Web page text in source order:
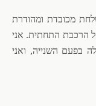
מכובדת ומהודרת
אל הרכבת התחתית. אני
בפעם השנייה, ואני